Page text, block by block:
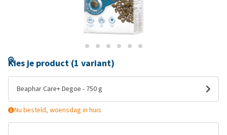
Kies je product (1 variant)
Beaphar Care+ Degoe - 750 g
Nu besteld, woensdag in huis